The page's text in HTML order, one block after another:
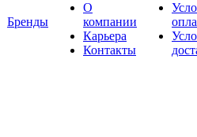
Бренды
О
компании
Карьера
Контакты